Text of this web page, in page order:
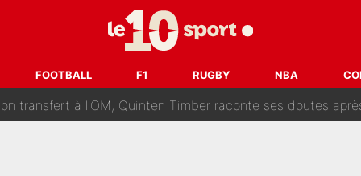
FOOTBALL F1 RUGBY NBA
un très gros contrat : Une marque «inattendue» va
: Le FC Barcelone prend la parole alors qu'un transfert
transfert à l'OM, Quinten Timber raconte ses doutes